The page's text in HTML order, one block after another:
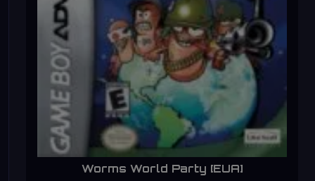
Worms World Party [EUA]